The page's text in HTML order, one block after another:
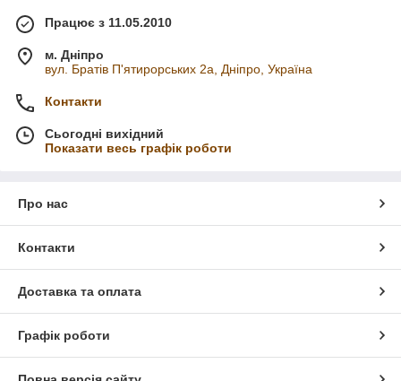
Працює з 11.05.2010
м. Дніпро
вул. Братів П'ятирорських 2а, Дніпро, Україна
Контакти
Сьогодні вихідний
Показати весь графік роботи
Про нас
Контакти
Доставка та оплата
Графік роботи